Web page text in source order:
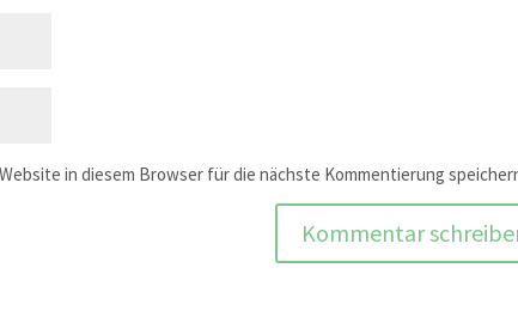
in diesem Browser für die nächste Kommentierung